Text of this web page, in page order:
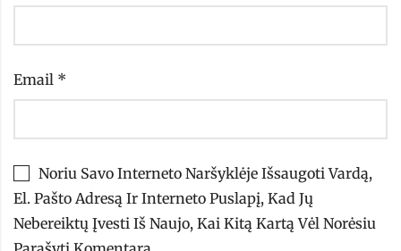
Email *
Noriu Savo Interneto Naršyklėje Išsaugoti Vardą,
El. Pašto Adresą Ir Interneto Puslapį, Kad Jų
Nebereiktų Įvesti Iš Naujo, Kai Kitą Kartą Vėl Norėsiu